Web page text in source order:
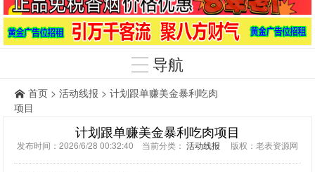
导航
首页 > 活动线报 > 计划跟单赚美金暴利吃肉
项目
计划跟单赚美金暴利吃肉项目
发布时间：2026/6/28 00:32:40 当前分类： 活动线报 版权：老表资源网